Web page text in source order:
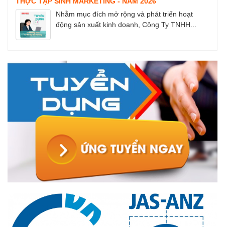
Nhằm mục đích mở rộng và phát triển hoạt
động sản xuất kinh doanh, Công Ty TNHH...